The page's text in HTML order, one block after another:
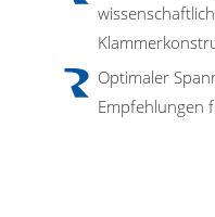
Optimaler
Empfehlungen